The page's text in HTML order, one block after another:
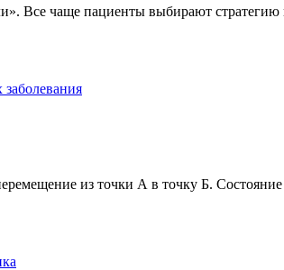
Все чаще пациенты выбирают
из точки А в точку Б.